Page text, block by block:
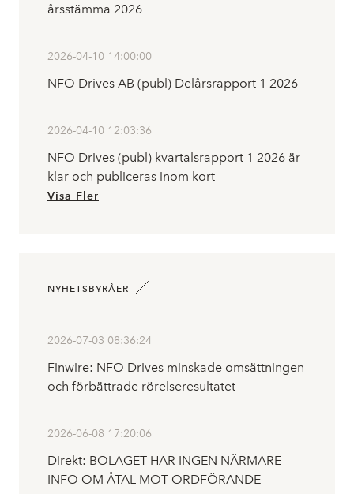
årsstämma 2026
2026-04-10 14:00:00
NFO Drives AB (publ) Delårsrapport 1 2026
2026-04-10 12:03:36
NFO Drives (publ) kvartalsrapport 1 2026 är
klar och publiceras inom kort
Visa Fler
NYHETSBYRÅER
2026-07-03 08:36:24
Finwire: NFO Drives minskade omsättningen
och förbättrade rörelseresultatet
2026-06-08 17:20:06
Direkt: BOLAGET HAR INGEN NÄRMARE
INFO OM ÅTAL MOT ORDFÖRANDE